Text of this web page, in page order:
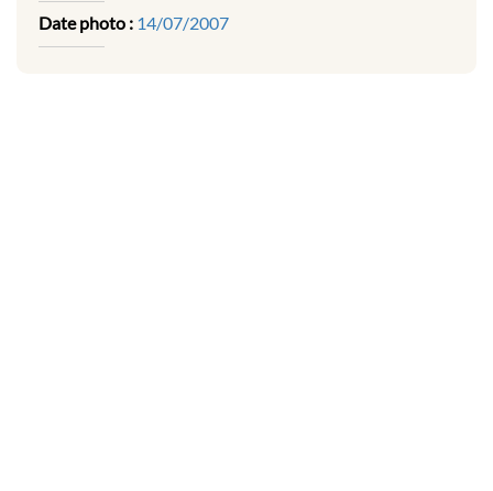
Date photo : 14/07/2007